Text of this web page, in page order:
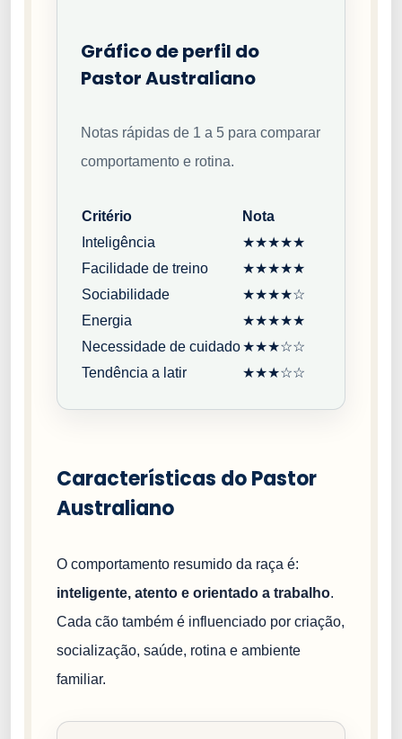
Gráfico de perfil do
Pastor Australiano
Notas rápidas de 1 a 5 para comparar
comportamento e rotina.
Critério
Nota
Inteligência
★★★★★
Facilidade de treino
★★★★★
Sociabilidade
★★★★☆
Energia
★★★★★
Necessidade de cuidado★★★☆☆
Tendência a latir
★★★☆☆
Características do Pastor
Australiano
O comportamento resumido da raça é:
inteligente, atento e orientado a trabalho.
Cada cão também é influenciado por criação,
socialização, saúde, rotina e ambiente
familiar.